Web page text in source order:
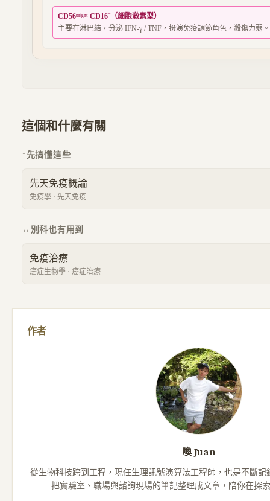
CD56ᵇʳⁱᵍʰᵗ CD16⁻（細胞激素型）
主要在淋巴結，分泌 IFN-γ / TNF，扮演免疫調節角色，殺傷力弱。
這個和什麼有關
↑ 先搞懂這些
先天免疫概論
免疫學 · 先天免疫
↔ 別科也有用到
免疫治療
癌症生物學 · 癌症治療
作者
喚 Juan
從生物科技跨到工程，現任生理訊號演算法工程師，也是不斷
把實驗室、職場與諮詢現場的筆記整理成文章，陪你在探